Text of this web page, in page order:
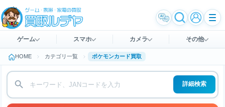
ゲーム スマホ カメラ その他
HOME カテゴリ一覧 ポケモンカード買取
詳細検索